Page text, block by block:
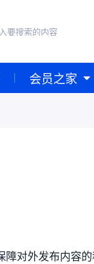
会员之家
障对外发布内容